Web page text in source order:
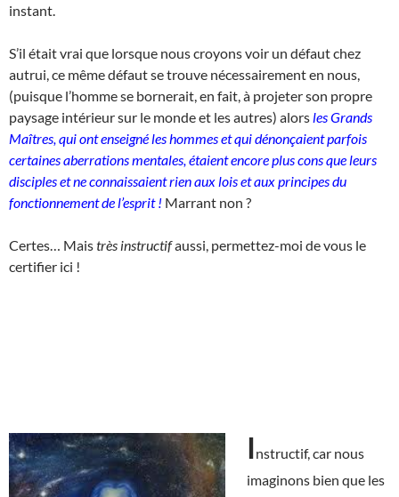
instant.
S’il était vrai que lorsque nous croyons voir un défaut chez
autrui, ce même défaut se trouve nécessairement en nous,
(puisque l’homme se bornerait, en fait, à projeter son propre
paysage intérieur sur le monde et les autres) alors les Grands
Maîtres, qui ont enseigné les hommes et qui dénonçaient parfois
certaines aberrations mentales, étaient encore plus cons que leurs
disciples et ne connaissaient rien aux lois et aux principes du
fonctionnement de l’esprit ! Marrant non ?
Certes… Maistrès instructifaussi, permettez-moi de vous le
certifier ici !
Instructif, car nous
imaginons bien que les